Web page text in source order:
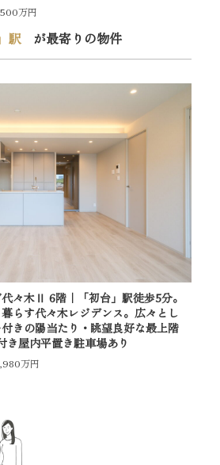
万円
駅が最寄りの物件
々木Ⅱ 6階｜「初台」駅徒歩5分。
らす代々木レジデンス。広々とし
きの陽当たり・眺望良好な最上階
き屋内平置き駐車場あり
万円